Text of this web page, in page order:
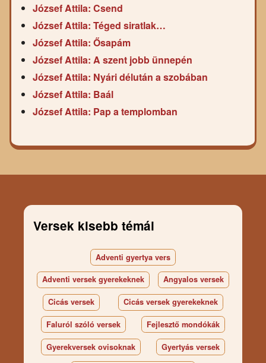
József Attila: Csend
József Attila: Téged siratlak…
József Attila: Ősapám
József Attila: A szent jobb ünnepén
József Attila: Nyári délután a szobában
József Attila: Baál
József Attila: Pap a templomban
Versek kisebb témái
Adventi gyertya vers
Adventi versek gyerekeknek Angyalos versek
Cicás versek Cicás versek gyerekeknek
Faluról szóló versek Fejlesztő mondókák
Gyerekversek ovisoknak Gyertyás versek